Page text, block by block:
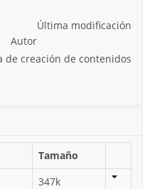
Última modificación
Autor
de creación de contenidos
Tamaño
347k